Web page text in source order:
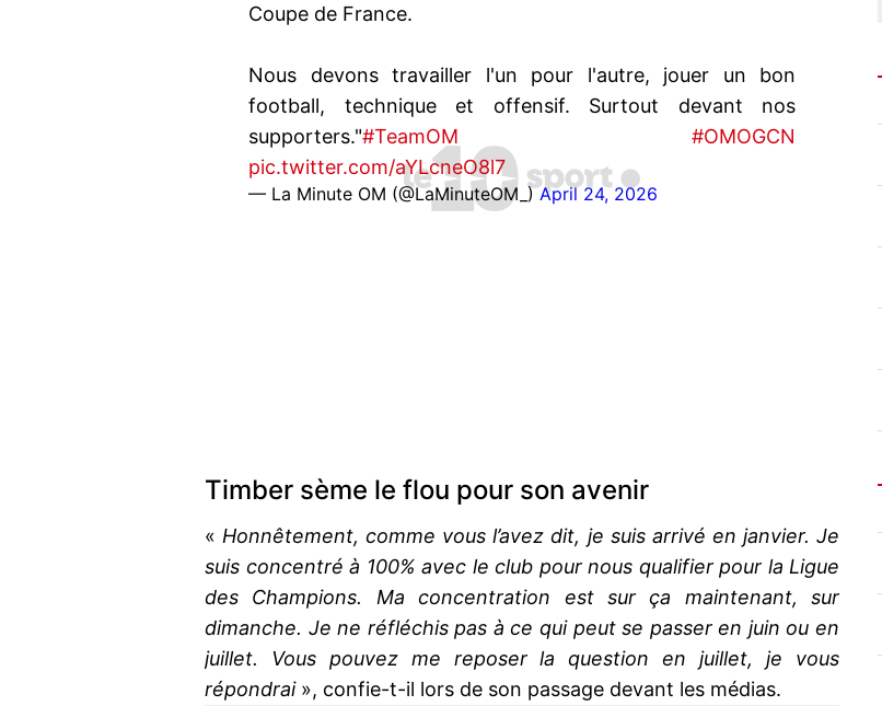
Coupe de France.
Nous devons travailler l'un pour l'autre, jouer un bon
football, technique et offensif. Surtout devant nos
supporters."#TeamOM
#OMOGCN
pic.twitter.com/aYLcneO8l7
— La Minute OM (@LaMinuteOM_)April 24, 2026
Timber sème le flou pour son avenir
«Honnêtement, comme vous l’avez dit, je suis arrivé en janvier. Je
suis concentré à 100% avec le club pour nous qualifier pour la Ligue
des Champions. Ma concentration est sur ça maintenant, sur
dimanche. Je ne réfléchis pas à ce qui peut se passer en juin ou en
juillet. Vous pouvez me reposer la question en juillet, je vous
répondrai», confie-t-il lors de son passage devant les médias.